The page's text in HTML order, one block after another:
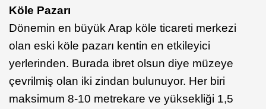
Köle Pazarı
Dönemin en büyük Arap köle ticareti merkezi
olan eski köle pazarı kentin en etkileyici
yerlerinden. Burada ibret olsun diye müzeye
çevrilmiş olan iki zindan bulunuyor. Her biri
maksimum 8-10 metrekare ve yüksekliği 1,5